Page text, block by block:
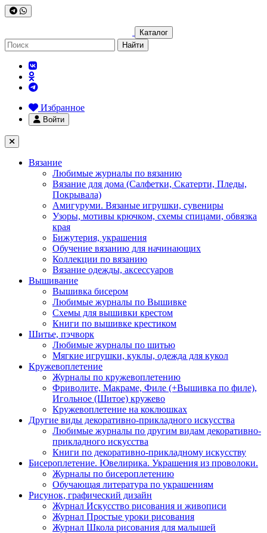
Каталог
Найти
Избранное
Войти
Вязание
Любимые журналы по вязанию
Вязание для дома (Салфетки, Скатерти, Пледы,
Покрывала)
Амигуруми. Вязаные игрушки, сувениры
Узоры, мотивы крючком, схемы спицами, обвязка
края
Бижутерия, украшения
Обучение вязанию для начинающих
Коллекции по вязанию
Вязание одежды, аксессуаров
Вышивание
Вышивка бисером
Любимые журналы по Вышивке
Схемы для вышивки крестом
Книги по вышивке крестиком
Шитье, пэчворк
Любимые журналы по шитью
Мягкие игрушки, куклы, одежда для кукол
Кружевоплетение
Журналы по кружевоплетению
Фриволите, Макраме, Филе (+Вышивка по филе),
Игольное (Шитое) кружево
Кружевоплетение на коклюшках
Другие виды декоративно-прикладного искусства
Любимые журналы по другим видам декоративно-
прикладного искусства
Книги по декоративно-прикладному искусству
Бисероплетение. Ювелирика. Украшения из проволоки.
Журналы по бисероплетению
Обучающая литература по украшениям
Рисунок, графический дизайн
Журнал Искусство рисования и живописи
Журнал Простые уроки рисования
Журнал Школа рисования для малышей